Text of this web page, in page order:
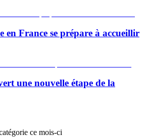
en France se prépare à accueillir
une nouvelle étape de la
ce mois-ci